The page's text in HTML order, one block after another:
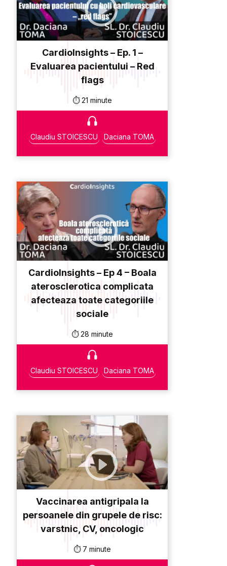
CardioInsights – Ep. 1 –
Evaluarea pacientului – Red
flags
⏱️ 21 minute
Claudiu STOICESCU Daciana TOMA
CardioInsights – Ep 4 – Boala
aterosclerotica complicata
afecteaza toate categoriile
sociale
⏱️ 28 minute
Claudiu STOICESCU Daciana TOMA
Vaccinarea antigripala la
persoanele din grupele de risc:
varstnic, CV, oncologic
⏱️ 7 minute